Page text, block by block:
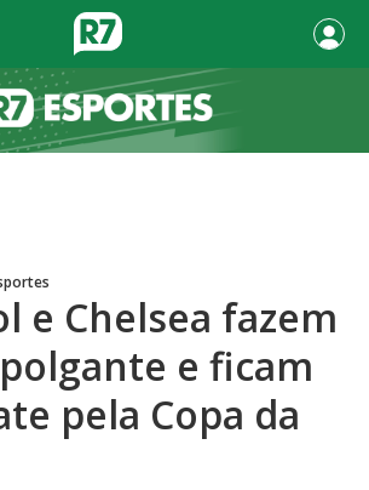
e Chelsea fazem
e ficam
pela Copa da